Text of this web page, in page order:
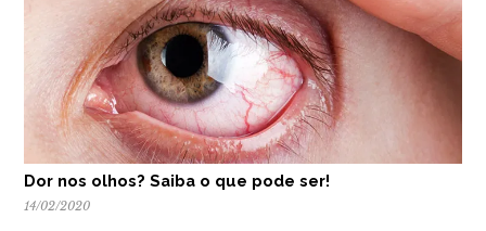
Dor nos olhos? Saiba o que pode ser!
14/02/2020